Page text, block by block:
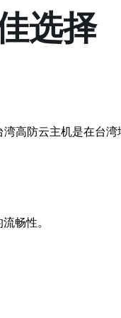
选择
高防云主机是在台
畅性。